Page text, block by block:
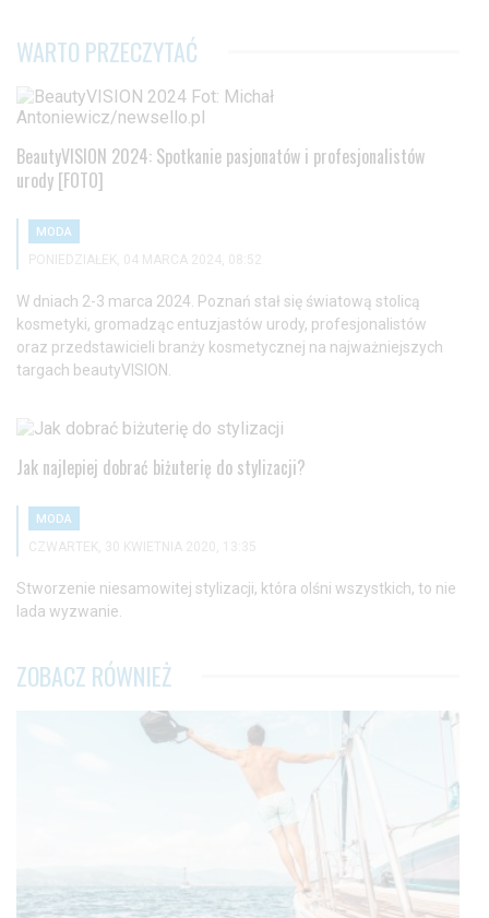
WARTO PRZECZYTAĆ
BeautyVISION 2024: Spotkanie pasjonatów i profesjonalistów
urody [FOTO]
MODA
PONIEDZIAŁEK, 04 MARCA 2024, 08:52
W dniach 2-3 marca 2024. Poznań stał się światową stolicą
kosmetyki, gromadząc entuzjastów urody, profesjonalistów
oraz przedstawicieli branży kosmetycznej na najważniejszych
targach beautyVISION.
Jak najlepiej dobrać biżuterię do stylizacji?
MODA
CZWARTEK, 30 KWIETNIA 2020, 13:35
Stworzenie niesamowitej stylizacji, która olśni wszystkich, to nie
lada wyzwanie.
ZOBACZ RÓWNIEŻ